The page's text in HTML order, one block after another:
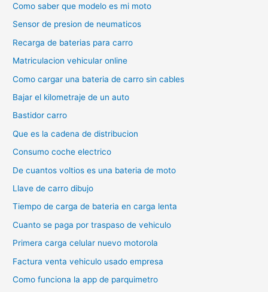
Como saber que modelo es mi moto
Sensor de presion de neumaticos
Recarga de baterias para carro
Matriculacion vehicular online
Como cargar una bateria de carro sin cables
Bajar el kilometraje de un auto
Bastidor carro
Que es la cadena de distribucion
Consumo coche electrico
De cuantos voltios es una bateria de moto
Llave de carro dibujo
Tiempo de carga de bateria en carga lenta
Cuanto se paga por traspaso de vehiculo
Primera carga celular nuevo motorola
Factura venta vehiculo usado empresa
Como funciona la app de parquimetro